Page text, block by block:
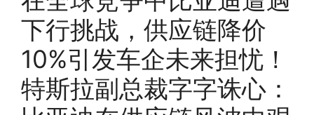
下行挑战，供应链降价
10%引发车企未来担忧！
特斯拉副总裁字字诛心：